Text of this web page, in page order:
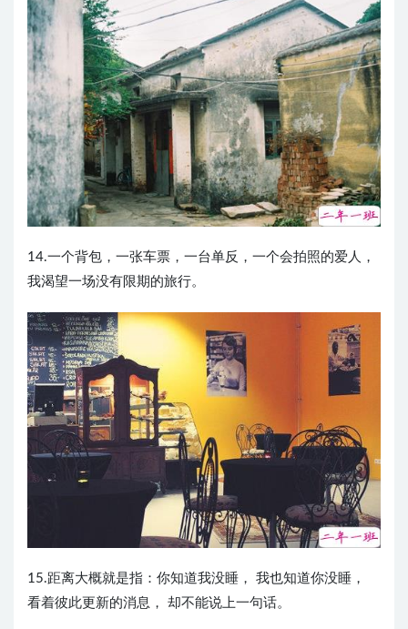
14.一个背包，一张车票，一台单反，一个会拍照的爱人，
我渴望一场没有限期的旅行。 ​​​​
15.距离大概就是指：你知道我没睡， 我也知道你没睡，
看着彼此更新的消息， 却不能说上一句话。 ​​​​